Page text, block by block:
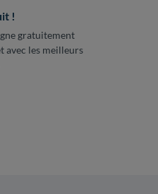
!
gratuitement
les meilleurs